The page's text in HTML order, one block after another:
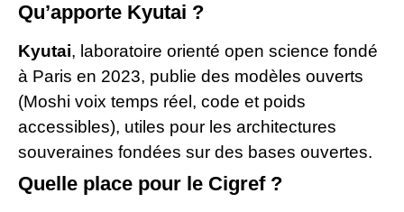
Qu’apporte Kyutai ?
Kyutai, laboratoire orienté open science fondé
à Paris en 2023, publie des modèles ouverts
(Moshi voix temps réel, code et poids
accessibles), utiles pour les architectures
souveraines fondées sur des bases ouvertes.
Quelle place pour le Cigref ?